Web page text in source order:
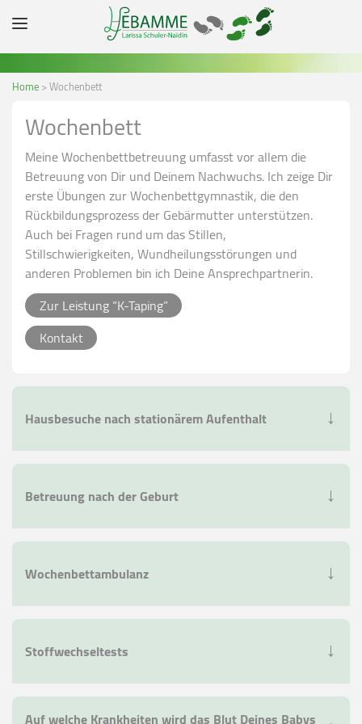
Home>Wochenbett
Wochenbett
Meine Wochenbettbetreuung umfasst vor allem die
Betreuung von Dir und Deinem Nachwuchs. Ich zeige Dir
erste Übungen zur Wochenbettgymnastik, die den
Rückbildungsprozess der Gebärmutter unterstützen.
Auch bei Fragen rund um das Stillen,
Stillschwierigkeiten, Wundheilungsstörungen und
anderen Problemen bin ich Deine Ansprechpartnerin.
Zur Leistung “K-Taping”
Kontakt
Hausbesuche nach stationärem Aufenthalt ←
Betreuung nach der Geburt ←
Wochenbettambulanz ←
Stoffwechseltests ←
Auf welche Krankheiten wird das Blut Deines Babys